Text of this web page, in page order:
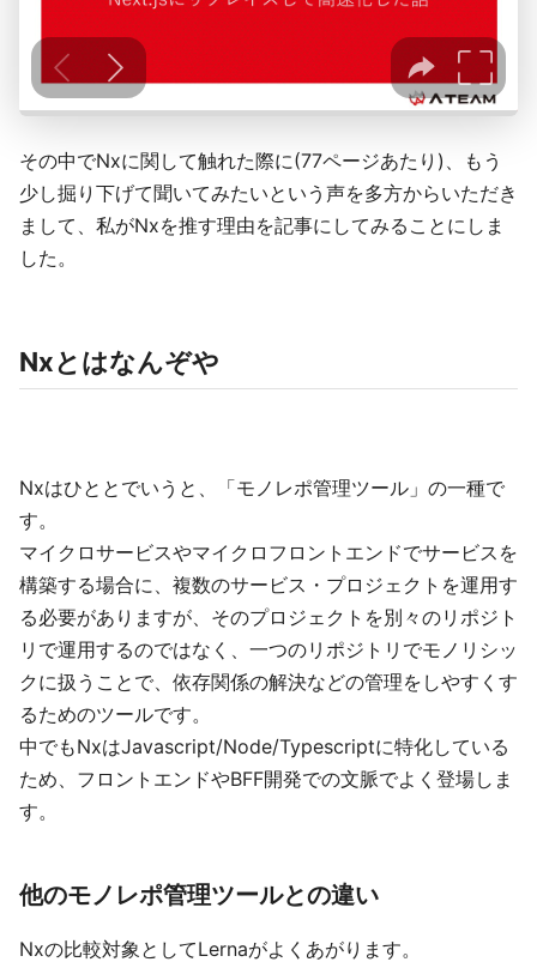
その中でNxに関して触れた際に(77ページあたり)、もう
少し掘り下げて聞いてみたいという声を多方からいただき
まして、私がNxを推す理由を記事にしてみることにしま
した。
Nxとはなんぞや
Nxはひととでいうと、「モノレポ管理ツール」の一種で
す。
マイクロサービスやマイクロフロントエンドでサービスを
構築する場合に、複数のサービス・プロジェクトを運用す
る必要がありますが、そのプロジェクトを別々のリポジト
リで運用するのではなく、一つのリポジトリでモノリシッ
クに扱うことで、依存関係の解決などの管理をしやすくす
るためのツールです。
中でもNxはJavascript/Node/Typescriptに特化している
ため、フロントエンドやBFF開発での文脈でよく登場しま
す。
他のモノレポ管理ツールとの違い
Nxの比較対象としてLernaがよくあがります。